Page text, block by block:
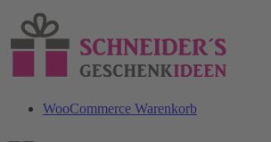
Inhalt
springen
WooCommerce Warenkorb